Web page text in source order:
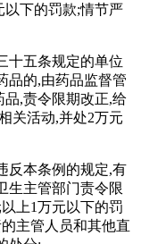
以下的罚款;情节严
十五条规定的单位
品的,由药品监督管
,责令限期改正,给
关活动,并处2万元
反本条例的规定,有
生主管部门责令限
上1万元以下的罚
主管人员和其他直